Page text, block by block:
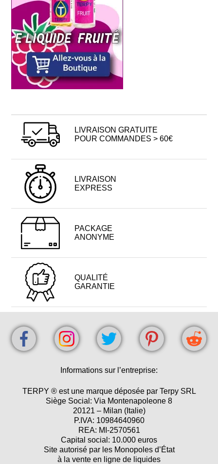
LIVRAISON GRATUITE
POUR COMMANDES > 60€
LIVRAISON
EXPRESS
PACKAGE
ANONYME
QUALITÉ
GARANTIE
Informations sur l’entreprise:
TERPY ® est une marque déposée par Terpy SRL
Siège Social: Via Montenapoleone 8
20121 – Milan (Italie)
P.IVA: 10984640960
REA: MI-2570561
Capital social: 10.000 euros
Site autorisé par les Monopoles d’État
à la vente en ligne de liquides